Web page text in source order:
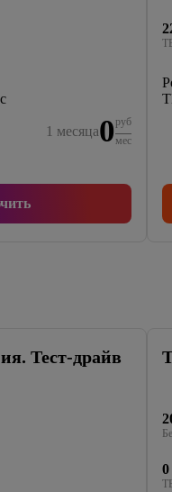
1 месяца0руб
мес
Тест-драйв